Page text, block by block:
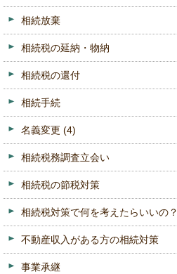
相続放棄
相続税の延納・物納
相続税の還付
相続手続
名義変更 (4)
相続税務調査立会い
相続税の節税対策
相続税対策で何を考えたらいいの？
不動産収入がある方の相続対策
事業承継